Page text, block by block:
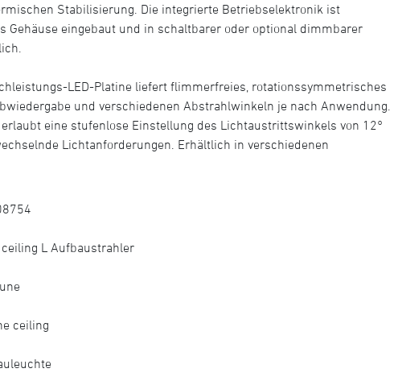
Stabilisierung. Die integrierte Betriebselektronik ist
Gehäuse eingebaut und in schaltbarer oder optional dimmbarer
LED-Platine liefert flimmerfreies, rotationssymmetrisches
und verschiedenen Abstrahlwinkeln je nach Anwendung.
erlaubt eine stufenlose Einstellung des Lichtaustrittswinkels von 12°
Lichtanforderungen. Erhältlich in verschiedenen
L Aufbaustrahler
ceiling